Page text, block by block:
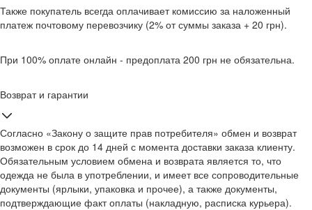
Также покупатель всегда оплачивает комиссию за наложенный
платеж почтовому перевозчику (2% от суммы заказа + 20 грн).
При 100% оплате онлайн - предоплата 200 грн не обязательна.
Возврат и гарантии
Согласно «Закону о защите прав потребителя» обмен и возврат
возможен в срок до 14 дней с момента доставки заказа клиенту.
Обязательным условием обмена и возврата является то, что
одежда не была в употреблении, и имеет все сопроводительные
документы (ярлыки, упаковка и прочее), а также документы,
подтверждающие факт оплаты (накладную, расписка курьера).